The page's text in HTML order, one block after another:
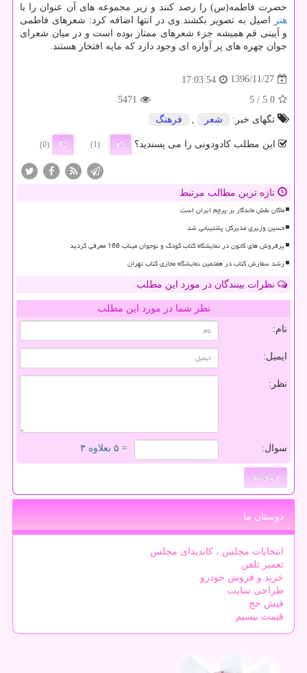
حضرت فاطمه(س) را رصد كنند و زیر مجموعه های آن عنوان را با
هنر
اصیل به تصویر بكشند.وی در انتها اضافه كرد: شعرهای فاطمی
و آیینی قم همیشه جزء شعرهای ممتاز بوده است و در میان شعرای
جوان چهره های پر آوازه ای وجود دارد كه مایه افتخار هستند.
1396/11/27
17:03:54
5.0
/ 5
5471
تگهای خبر:
شعر فرهنگ
این مطلب کادودونی را می پسندید؟ (1)
(0)
تازه ترین مطالب مرتبط
ماکان نقش ماندگار بر پرچم ایران است
حسین وزیری مدیرکل پشتیبانی شد
پرفروش های کانون در نمایشگاه کتاب کودک و نوجوان میناب 168 معرفی گردید
رشد سفارش کتاب در هفتمین نمایشگاه مجازی کتاب تهران
نظرات بینندگان در مورد این مطلب
نظر شما در مورد این مطلب
نام:
ایمیل:
نظر:
سوال: = ۵ بعلاوه ۳
دوستان ما
انتخابات مجلس ، کاندیدای مجلس
تعمیر تلفن
خرید و فروش خودرو
طراحی سایت
فیش حج
قیمت بیسیم